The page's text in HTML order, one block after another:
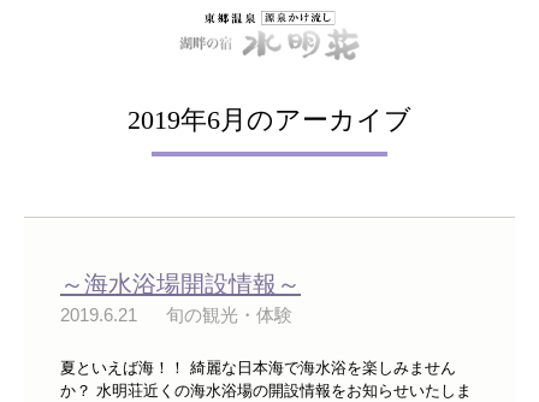
2019年6月のアーカイブ
～海水浴場開設情報～
2019.6.21 旬の観光・体験
夏といえば海！！ 綺麗な日本海で海水浴を楽しみません
か？ 水明荘近くの海水浴場の開設情報をお知らせいたしま